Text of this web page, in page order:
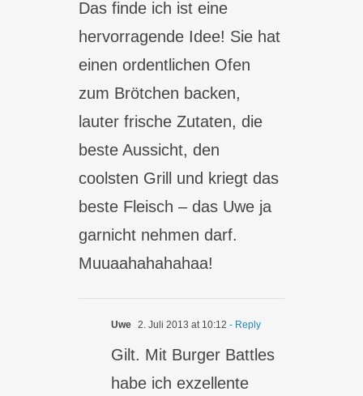
Das finde ich ist eine
hervorragende Idee! Sie hat
einen ordentlichen Ofen
zum Brötchen backen,
lauter frische Zutaten, die
beste Aussicht, den
coolsten Grill und kriegt das
beste Fleisch – das Uwe ja
garnicht nehmen darf.
Muuaahahahahaa!
Uwe 2. Juli 2013 at 10:12 - Reply
Gilt. Mit Burger Battles
habe ich exzellente